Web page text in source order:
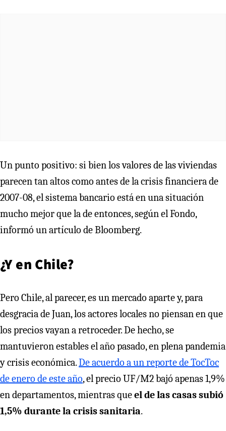
Un punto positivo: si bien los valores de las viviendas
parecen tan altos como antes de la crisis financiera de
2007-08, el sistema bancario está en una situación
mucho mejor que la de entonces, según el Fondo,
informó un artículo de Bloomberg.
¿Y en Chile?
Pero Chile, al parecer, es un mercado aparte y, para
desgracia de Juan, los actores locales no piensan en que
los precios vayan a retroceder. De hecho, se
mantuvieron estables el año pasado, en plena pandemia
y crisis económica.De acuerdo a un reporte de TocToc
de enero de este año, el precio UF/M2 bajó apenas 1,9%
en departamentos, mientras queel de las casas subió
1,5% durante la crisis sanitaria.